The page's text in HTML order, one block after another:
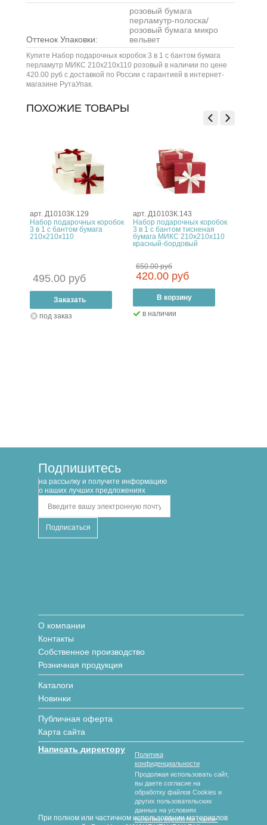
Оттенок Упаковки:
розовый бумага
перламутр-полоска/
розовый бумага микро
вельвет
Купите Набор подарочных коробок 3 в 1 с бантом бумага
перламутр МИКС 210x210x110 розовый в наличии по цене
420.00 руб с доставкой по России с гарантией в интернет-
магазине РутаУпак.
ПОХОЖИЕ ТОВАРЫ
арт. Д10103К.129
Набор подарочных коробок
3 в 1 с бантом бумага
210x210x110
495.00 руб
+
Заказать
под заказ
арт. Д10103К.143
Набор подарочных коробок
3 в 1 с бантом тисненая
бумага МИКС 210x210x110
красный-бордовый
650.00 руб
420.00 руб
+
В корзину
в наличии
Подпишитесь
на рассылку и получите информацию
о наших лучших предложениях
О компании
Контакты
Собственное производство
Розничная продукция
Каталоги
Новинки
Публичная оферта
Карта сайта
Написать директору
При полном или частичном использовании материалов
Политика
конфиденциальности
Продолжая использовать сайт,
вы даете согласие на
обработку файлов Cookies и
других пользовательских
данных на условиях
политики обработки cookie-